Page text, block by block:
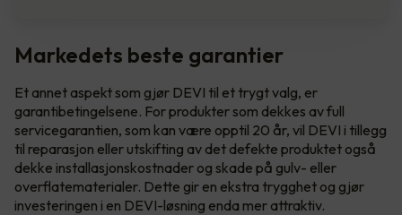
Markedets beste garantier
Et annet aspekt som gjør DEVI til et trygt valg, er
garantibetingelsene. For produkter som dekkes av full
servicegarantien, som kan være opptil 20 år, vil DEVI i tillegg
til reparasjon eller utskifting av det defekte produktet også
dekke installasjonskostnader og skade på gulv- eller
overflatematerialer. Dette gir en ekstra trygghet og gjør
investeringen i en DEVI-løsning enda mer attraktiv.